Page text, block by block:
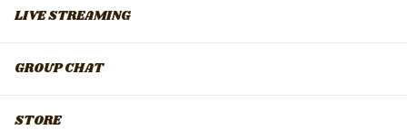
LIVE STREAMING
GROUP CHAT
STORE